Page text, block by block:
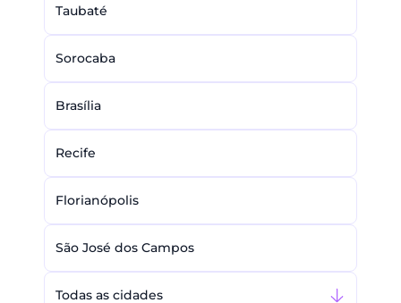
Taubaté
Sorocaba
Brasília
Recife
Florianópolis
São José dos Campos
Todas as cidades